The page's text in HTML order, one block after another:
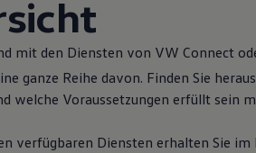
mit den Diensten von VW Connect
ganze Reihe davon. Finden Sie
welche Voraussetzungen erfüllt sein
verfügbaren Diensten erhalten Sie im